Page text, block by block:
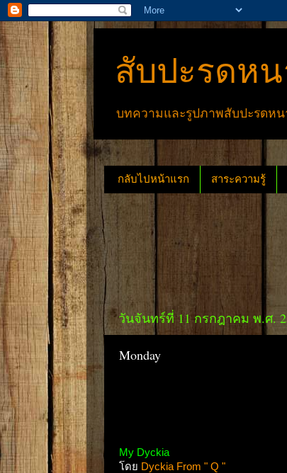
สับปะรดห
บทความและรูปภาพสับปะรดหน
กลับไปหน้าแรก สาระความรู้
วันจันทร์ที่ 11 กรกฎาคม พ.ศ.
Monday
My Dyckia
โดย Dyckia From " Q "